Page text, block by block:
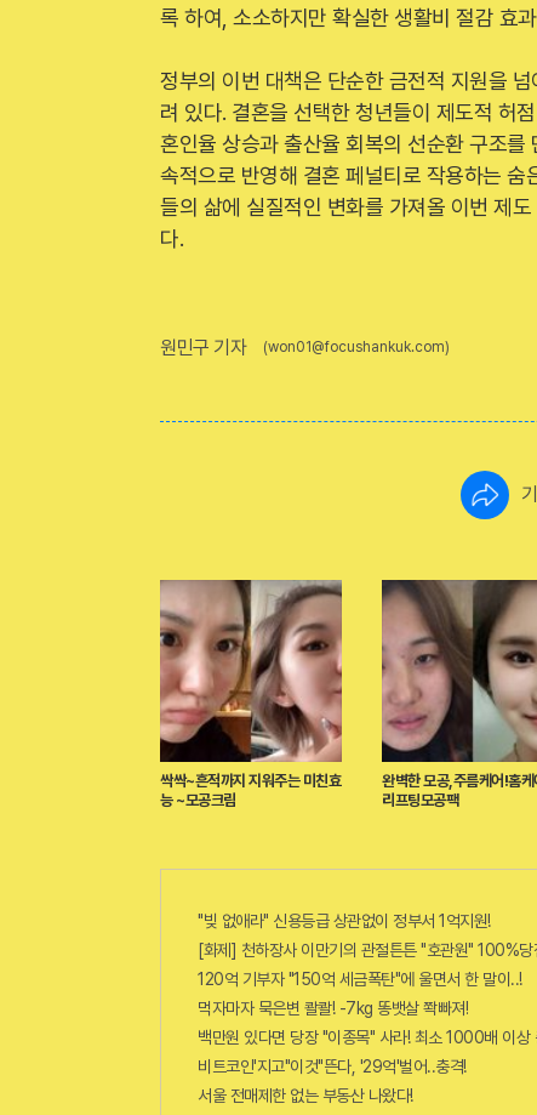
록 하여, 소소하지만 확실한 생활비 절감 효
정부의 이번 대책은 단순한 금전적 지원을
려 있다. 결혼을 선택한 청년들이 제도적 허
혼인율 상승과 출산율 회복의 선순환 구조를
속적으로 반영해 결혼 페널티로 작용하는
들의 삶에 실질적인 변화를 가져올 이번 제
다.
원민구 기자 (won01@focushankuk.com)
싹싹~흔적까지 지워주는 미친효
능 ~모공크림
완벽한 모공,주름케어!홈케
리프팅모공팩
"빚 없애라" 신용등급 상관없이 정부서 1억지원!
[화제] 천하장사 이만기의 관절튼튼 "호관원" 100%당
120억 기부자 "150억 세금폭탄"에 울면서 한 말이..!
먹자마자 묵은변 콸콸! -7kg 똥뱃살 쫙빠져!
백만원 있다면 당장 "이종목" 사라! 최소 1000배 이상
비트코인'지고"이것"뜬다, '29억'벌어..충격!
서울 전매제한 없는 부동산 나왔다!